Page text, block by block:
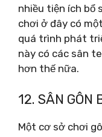
nhiều tiện ích bổ
chơi ở đây có
quá trình phát
này có các sân
hơn thế nữa.
12. SÂN GÔN
Một cơ sở chơi